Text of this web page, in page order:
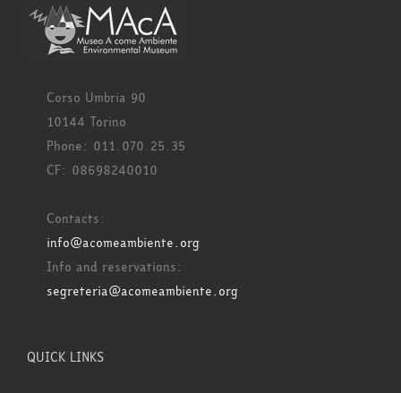
Corso Umbria 90
10144 Torino
Phone: 011.070.25.35
CF: 08698240010
Contacts:
info@acomeambiente.org
Info and reservations:
segreteria@acomeambiente.org
QUICK LINKS